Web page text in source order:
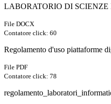
LABORATORIO DI SCIENZE
File DOCX
Contatore click: 60
Regolamento d'uso piattaforme
File PDF
Contatore click: 78